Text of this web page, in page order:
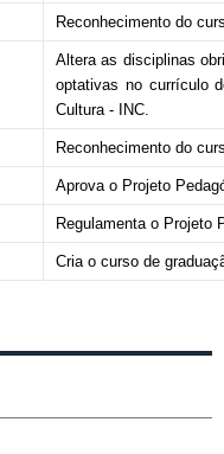
Reconhecimento do
Altera as disciplinas
optativas no currículo
Cultura - INC.
Reconhecimento do
Aprova o Projeto
Regulamenta o Projeto
Cria o curso de